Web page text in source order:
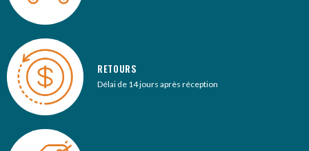
RETOURS
Délai de 14 jours après réception